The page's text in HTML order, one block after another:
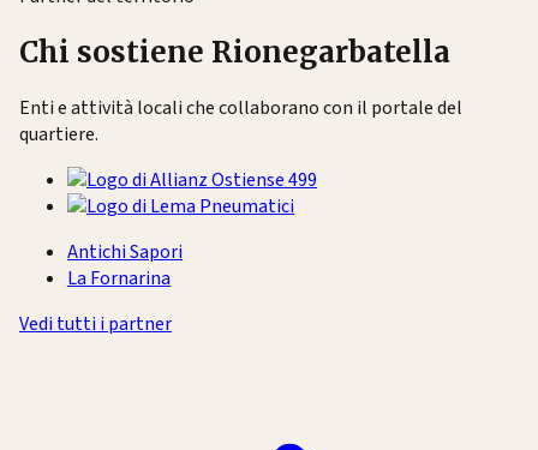
Chi sostiene Rionegarbatella
Enti e attività locali che collaborano con il portale del
quartiere.
Antichi Sapori
La Fornarina
Vedi tutti i partner